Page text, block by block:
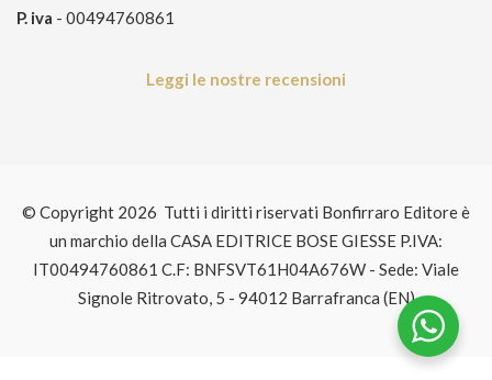
P. iva - 00494760861
Leggi le nostre recensioni
© Copyright 2026 Tutti i diritti riservati Bonfirraro Editore è
un marchio della CASA EDITRICE BOSE GIESSE P.IVA:
IT00494760861 C.F: BNFSVT61H04A676W - Sede: Viale
Signole Ritrovato, 5 - 94012 Barrafranca (EN)